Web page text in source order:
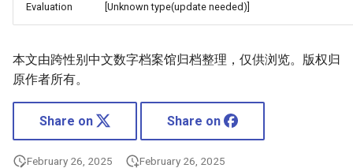
Evaluation [Unknown type(update needed)]
本文由跨性别中文数字档案馆归档整理，仅供浏览。版权归
原作者所有。
Share on Share on
February 26, 2025 February 26, 2025